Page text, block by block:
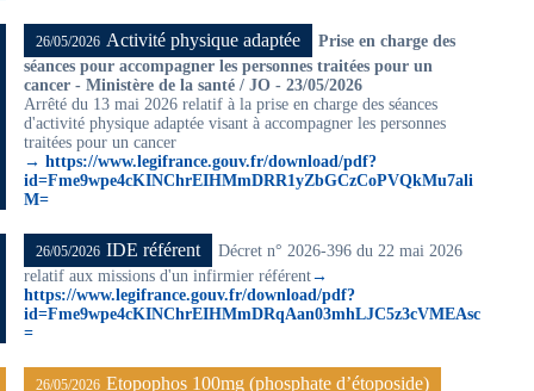
26/05/2026 Activité physique adaptée
Prise en charge des
séances pour accompagner les personnes traitées pour un
cancer - Ministère de la santé / JO - 23/05/2026
Arrêté du 13 mai 2026 relatif à la prise en charge des séances
d'activité physique adaptée visant à accompagner les personnes
traitées pour un cancer
→ https://www.legifrance.gouv.fr/download/pdf?
id=Fme9wpe4cKINChrEIHMmDRR1yZbGCzCoPVQkMu7ali
M=
26/05/2026 IDE référent
Décret n° 2026-396 du 22 mai 2026
relatif aux missions d'un infirmier référent→
https://www.legifrance.gouv.fr/download/pdf?
id=Fme9wpe4cKINChrEIHMmDRqAan03mhLJC5z3cVMEAsc
=
26/05/2026 Etopophos 100mg (phosphate d’étoposide)